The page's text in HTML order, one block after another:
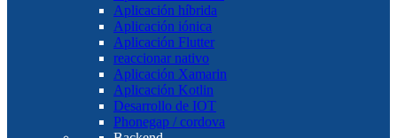
Aplicación híbrida
Aplicación iónica
Aplicación Flutter
reaccionar nativo
Aplicación Xamarin
Aplicación Kotlin
Desarrollo de IOT
Phonegap / cordova